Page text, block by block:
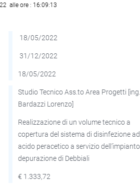
alle ore : 16:09:13
18/05/2022
31/12/2022
18/05/2022
Studio Tecnico Ass.to Area Progetti
Bardazzi Lorenzo]
Realizzazione di un volume tecnico a
copertura del sistema di disinfezione ad
acido peracetico a servizio
depurazione di Debbiali
€ 1.333,72